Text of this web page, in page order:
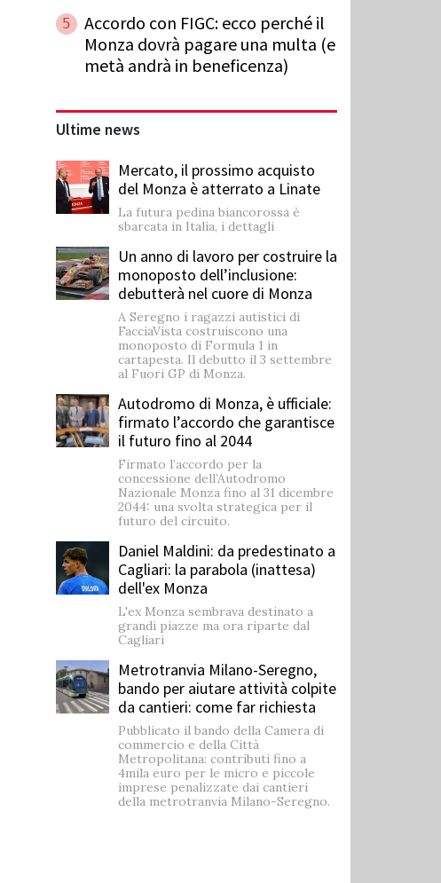
5
Accordo con FIGC: ecco perché il
Monza dovrà pagare una multa (e
metà andrà in beneficenza)
Ultime news
Mercato, il prossimo acquisto
del Monza è atterrato a Linate
La futura pedina biancorossa è
sbarcata in Italia, i dettagli
Un anno di lavoro per costruire la
monoposto dell’inclusione:
debutterà nel cuore di Monza
A Seregno i ragazzi autistici di
FacciaVista costruiscono una
monoposto di Formula 1 in
cartapesta. Il debutto il 3 settembre
al Fuori GP di Monza.
Autodromo di Monza, è ufficiale:
firmato l’accordo che garantisce
il futuro fino al 2044
Firmato l’accordo per la
concessione dell’Autodromo
Nazionale Monza fino al 31 dicembre
2044: una svolta strategica per il
futuro del circuito.
Daniel Maldini: ​da predestinato a
Cagliari: la parabola (inattesa)
dell'ex Monza
L'ex Monza sembrava destinato a
grandi piazze ma ora riparte dal
Cagliari
Metrotranvia Milano-Seregno,
bando per aiutare attività colpite
da cantieri: come far richiesta
Pubblicato il bando della Camera di
commercio e della Città
Metropolitana: contributi fino a
4mila euro per le micro e piccole
imprese penalizzate dai cantieri
della metrotranvia Milano-Seregno.